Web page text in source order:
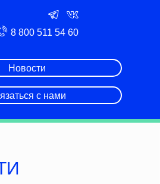
с нами
Новости
8 800 511 54 60